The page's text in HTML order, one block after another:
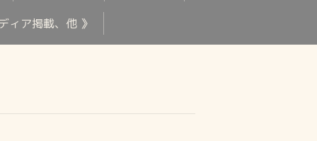
ィア掲載、他 》